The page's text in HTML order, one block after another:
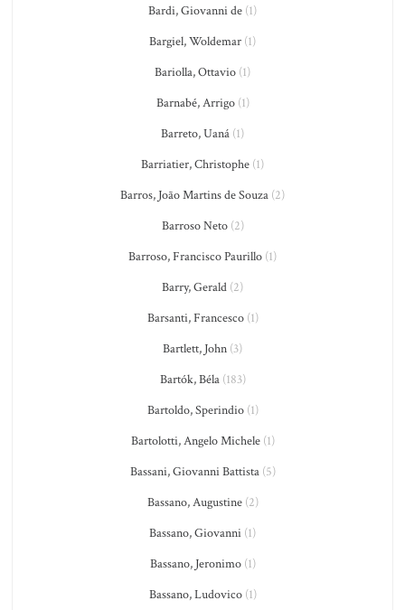
Bardi, Giovanni de (1)
Bargiel, Woldemar (1)
Bariolla, Ottavio (1)
Barnabé, Arrigo(1)
Barreto, Uaná (1)
Barriatier, Christophe (1)
Barros, João Martins de Souza (2)
Barroso Neto(2)
Barroso, Francisco Paurillo (1)
Barry, Gerald (2)
Barsanti, Francesco(1)
Bartlett, John (3)
Bartók, Béla(183)
Bartoldo, Sperindio(1)
Bartolotti, Angelo Michele(1)
Bassani, Giovanni Battista(5)
Bassano, Augustine(2)
Bassano, Giovanni (1)
Bassano, Jeronimo(1)
Bassano, Ludovico(1)